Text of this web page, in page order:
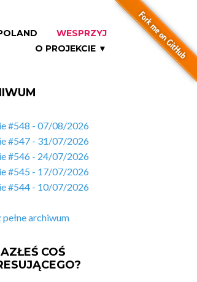
WESPRZYJ
O PROJEKCIE ▼
#548 - 07/08/2026
#547 - 31/07/2026
#546 - 24/07/2026
#545 - 17/07/2026
#544 - 10/07/2026
archiwum
COŚ